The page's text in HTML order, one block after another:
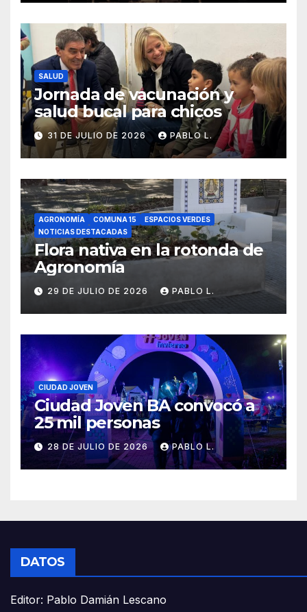
SALUD
Jornada de vacunación y
salud bucal para chicos
31 DE JULIO DE 2026 PABLO L.
AGRONOMÍA COMUNA 15
ESPACIOS VERDES
NOTICIAS DESTACADAS
Flora nativa en la rotonda de
Agronomía
29 DE JULIO DE 2026 PABLO L.
CIUDAD JOVEN
Ciudad Joven BA convocó a
25 mil personas
28 DE JULIO DE 2026 PABLO L.
DATOS
Editor: Pablo Damián Lescano